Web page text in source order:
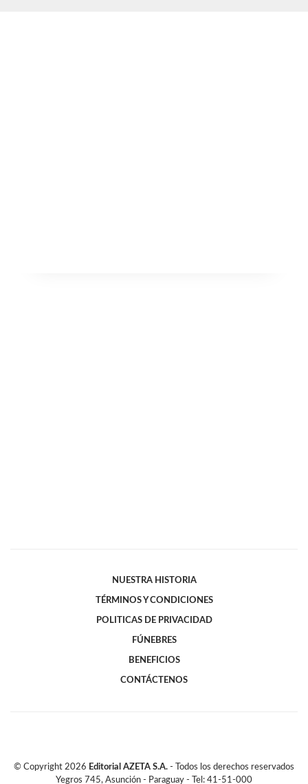
NUESTRA HISTORIA
TÉRMINOS Y CONDICIONES
POLITICAS DE PRIVACIDAD
FÚNEBRES
BENEFICIOS
CONTÁCTENOS
© Copyright 2026 Editorial AZETA S.A. - Todos los derechos reservados
Yegros 745, Asunción - Paraguay - Tel: 41-51-000